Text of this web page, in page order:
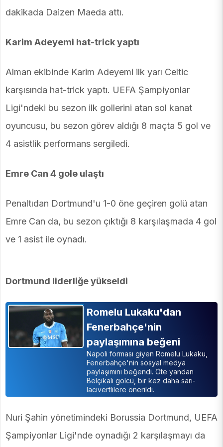
dakikada Daizen Maeda attı.
Karim Adeyemi hat-trick yaptı
Alman ekibinde Karim Adeyemi ilk yarı Celtic
karşısında hat-trick yaptı. UEFA Şampiyonlar
Ligi'ndeki bu sezon ilk gollerini atan sol kanat
oyuncusu, bu sezon görev aldığı 8 maçta 5 gol ve
4 asistlik performans sergiledi.
Emre Can 4 gole ulaştı
Penaltıdan Dortmund'u 1-0 öne geçiren golü atan
Emre Can da, bu sezon çıktığı 8 karşılaşmada 4 gol
ve 1 asist ile oynadı.
Dortmund liderliğe yükseldi
Romelu Lukaku'dan
Fenerbahçe'nin
paylaşımına beğeni
Napoli forması giyen Romelu Lukaku,
Fenerbahçe'nin sosyal medya
paylaşımını beğendi. Öte yandan
Belçikalı golcü, bir kez daha sarı-
lacivertlilere önerildi.
Nuri Şahin yönetimindeki Borussia Dortmund, UEFA
Şampiyonlar Ligi'nde oynadığı 2 karşılaşmayı da